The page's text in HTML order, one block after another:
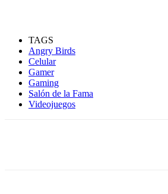
TAGS
Angry Birds
Celular
Gamer
Gaming
Salón de la Fama
Videojuegos